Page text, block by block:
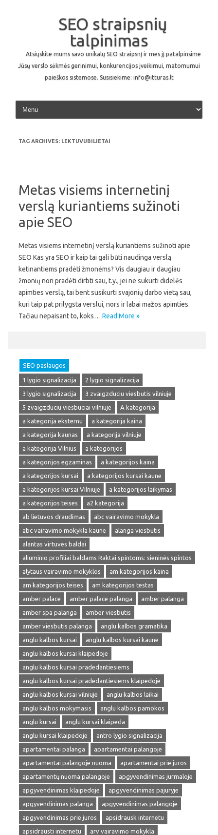
SEO straipsnių
talpinimas
Atsiųskite mums savo unikalų SEO straipsnį ir mes jį patalpinsime
Jūsų verslo sėkmės gerinimui, konkurencijos įveikimui, matomumui
paieškos sistemose. Susisiekime: info@itturas.lt
Skip to content
TAG ARCHIVES: LEKTUVUBILIETAI
Metas visiems internetinį
verslą kuriantiems sužinoti
apie SEO
Metas visiems internetinį verslą kuriantiems sužinoti apie
SEO Kas yra SEO ir kaip tai gali būti naudinga verslą
ketinantiems pradėti žmonėms? Vis daugiau ir daugiau
žmonių nori pradėti dirbti sau, t.y., jei ne sukurti didelės
apimties verslą, tai bent susikurti svajonių darbo vietą sau,
kuri taip pat prilygsta verslui, nors ir labai mažos apimties.
Tačiau nepaisant to, koks… Read More »
SEO paslaugos
1 lygio signalizacija
2 lygio signalizacija
3 lygio signalizacija
3 zvaigzduciu viesbutis vilniuje
5 zvaigzduciu viesbuciai vilniuje
A kategorija
a kategorija eksternu
a kategorija kaina
a kategorija kaunas
a kategorija vilniuje
a kategorija Vilnius
a kategorijos
a kategorijos egzaminas
a kategorijos kaina
a kategorijos kursai
a kategorijos kursai kaune
a kategorijos kursai Vilniuje
a kategorijos laikymas
a kategorijos teises
a2 kategorija
ab lietuvos draudimas
abc vairavimo mokykla
abc vairavimo mokykla kaune
alanga viesbutis
alantas virtuves baldai
aliuminio profiliai baldams Raktai spintoms: sieninės spintos
alytaus vairavimo mokyklos
am kategorijos kaina
am kategorijos teises
am kategorijos testas
amber palace
amber palace palanga
amber palanga
amber spa palanga
amber viesbutis
amber viesbutis palanga
anglu kalbos gramatika
anglu kalbos kursai
anglu kalbos kursai kaune
anglu kalbos kursai klaipedoje
anglu kalbos kursai pradedantiesiems
anglu kalbos kursai pradedantiesiems klaipedoje
anglu kalbos kursai vilniuje
anglu kalbos laikai
anglu kalbos mokymasis
anglu kalbos pamokos
anglu kursai
anglu kursai klaipeda
anglu kursai klaipedoje
antro lygio signalizacija
apartamentai palanga
apartamentai palangoje
apartamentai palangoje nuoma
apartamentai prie juros
apartamentų nuoma palangoje
apgyvendinimas jurmaloje
apgyvendinimas klaipedoje
apgyvendinimas pajuryje
apgyvendinimas palanga
apgyvendinimas palangoje
apgyvendinimas prie juros
apsidrausk internetu
apsidrausti internetu
arv vairavimo mokykla